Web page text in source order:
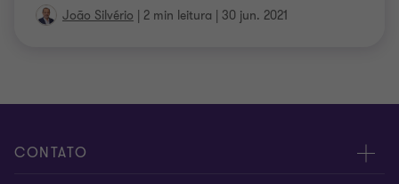
João Silvério | 2 min leitura | 30 jun. 2021
CONTATO